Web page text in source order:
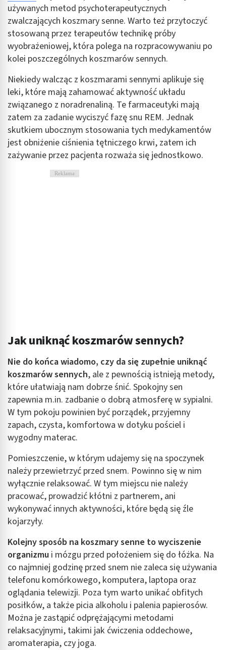
używanych metod psychoterapeutycznych
zwalczających koszmary senne. Warto też przytoczyć
stosowaną przez terapeutów technikę próby
wyobrażeniowej, która polega na rozpracowywaniu po
kolei poszczególnych koszmarów sennych.
Niekiedy walcząc z koszmarami sennymi aplikuje się
leki, które mają zahamować aktywność układu
związanego z noradrenaliną. Te farmaceutyki mają
zatem za zadanie wyciszyć fazę snu REM. Jednak
skutkiem ubocznym stosowania tych medykamentów
jest obniżenie ciśnienia tętniczego krwi, zatem ich
zażywanie przez pacjenta rozważa się jednostkowo.
Reklama
Jak uniknąć koszmarów sennych?
Nie do końca wiadomo, czy da się zupełnie uniknąć
koszmarów sennych, ale z pewnością istnieją metody,
które ułatwiają nam dobrze śnić. Spokojny sen
zapewnia m.in. zadbanie o dobrą atmosferę w sypialni.
W tym pokoju powinien być porządek, przyjemny
zapach, czysta, komfortowa w dotyku pościel i
wygodny materac.
Pomieszczenie, w którym udajemy się na spoczynek
należy przewietrzyć przed snem. Powinno się w nim
wyłącznie relaksować. W tym miejscu nie należy
pracować, prowadzić kłótni z partnerem, ani
wykonywać innych aktywności, które będą się źle
kojarzyły.
Kolejny sposób na koszmary senne to wyciszenie
organizmu i mózgu przed położeniem się do łóżka. Na
co najmniej godzinę przed snem nie zaleca się używania
telefonu komórkowego, komputera, laptopa oraz
oglądania telewizji. Poza tym warto unikać obfitych
posiłków, a także picia alkoholu i palenia papierosów.
Można je zastąpić odprężającymi metodami
relaksacyjnymi, takimi jak ćwiczenia oddechowe,
aromaterapia, czy joga.